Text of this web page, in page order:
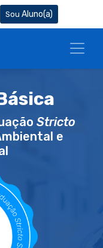
Aluno(a)
Stricto
e